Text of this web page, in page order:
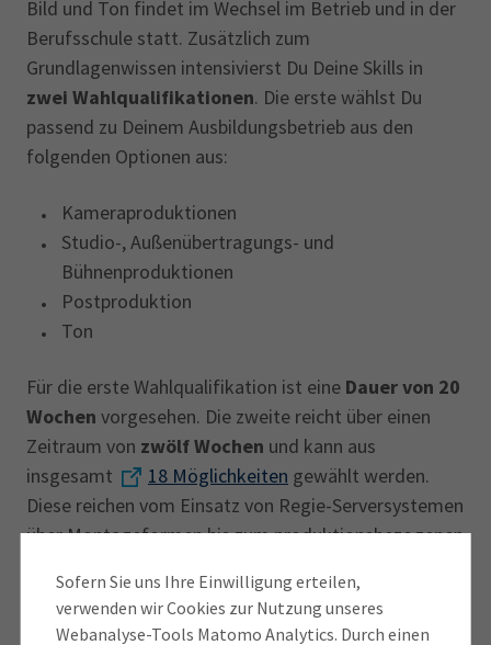
Sofern Sie uns Ihre Einwilligung erteilen,
verwenden wir Cookies zur Nutzung unseres
Webanalyse-Tools Matomo Analytics. Durch einen
Bild und Ton findet im Wechsel im Betrieb und in der
Berufsschule statt. Zusätzlich zum
Grundlagenwissen intensivierst Du Deine Skills in
zwei Wahlqualifikationen. Die erste wählst Du
passend zu Deinem Ausbildungsbetrieb aus den
folgenden Optionen aus:
Kameraproduktionen
Studio-, Außenübertragungs- und
Bühnenproduktionen
Postproduktion
Ton
Für die erste Wahlqualifikation ist eine Dauer von 20
Wochen vorgesehen. Die zweite reicht über einen
Zeitraum von zwölf Wochen und kann aus
insgesamt
18 Möglichkeiten gewählt werden.
Diese reichen vom Einsatz von Regie-Serversystemen
über Montageformen bis zum produktionsbezogenen
Im zweiten Ausbildungsjahr legst Du eine